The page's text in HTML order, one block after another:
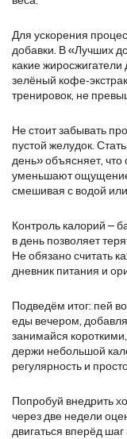
Для ускорения
добавки. В «Лучших
какие жиросжигатели
зелёный
тренировок, не
Не стоит забывать
пустой желудок.
день» объясняет,
уменьшают ощущение
смешивая с водой
Контроль калорий –
в день позволяет
Не обязано считать
дневник питания и
Подведём итог: пей
еды вечером,
занимайся
держи небольшой
регулярность и
Попробуй внедрить
через две недели
двигаться вперёд